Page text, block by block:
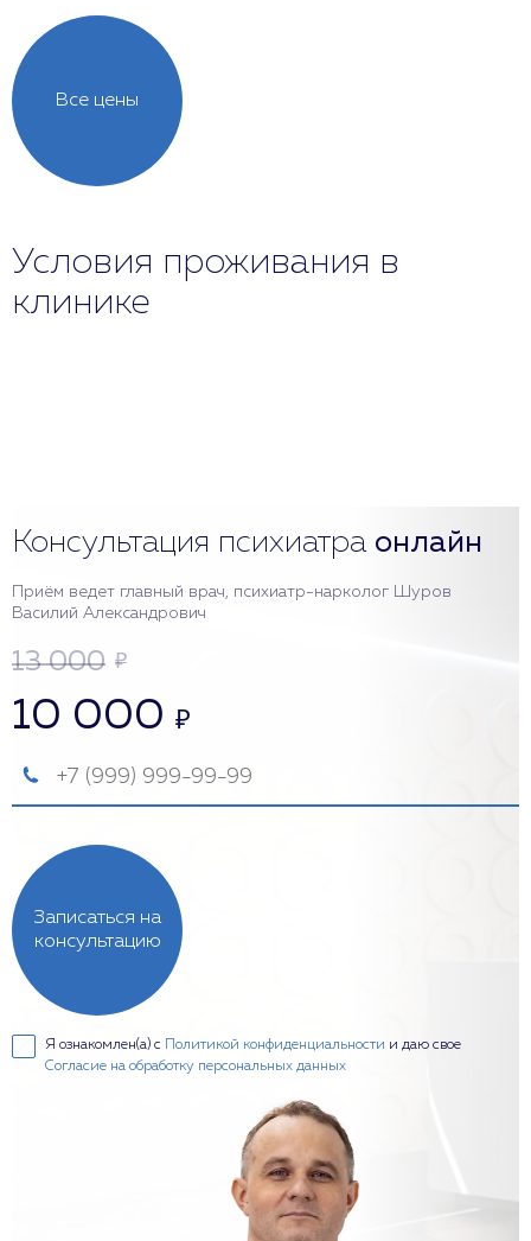
Все цены
Условия проживания в
клинике
Консультация психиатра онлайн
Приём ведет главный врач, психиатр-нарколог Шуров
Василий Александрович
13 000 ₽
10 000 ₽
Записаться на
консультацию
Я ознакомлен(а) с Политикой конфиденциальности и даю свое
Согласие на обработку персональных данных